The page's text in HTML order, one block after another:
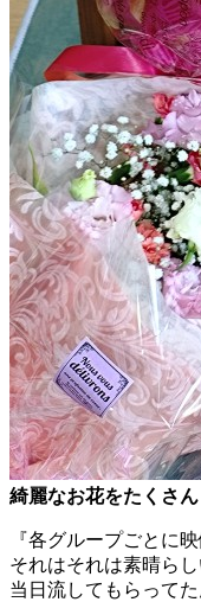
綺麗なお花をたくさ
『各グループごとに
それはそれは素晴ら
当日流してもらって